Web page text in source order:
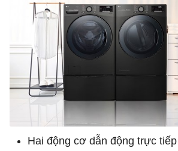
Hai động cơ dẫn động trực